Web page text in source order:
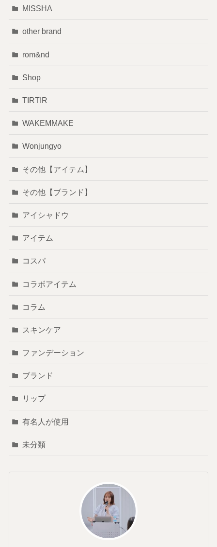
MISSHA
other brand
rom&nd
Shop
TIRTIR
WAKEMMAKE
Wonjungyo
その他【アイテム】
その他【ブランド】
アイシャドウ
アイテム
コスパ
コラボアイテム
コラム
スキンケア
ファンデーション
ブランド
リップ
有名人が使用
未分類